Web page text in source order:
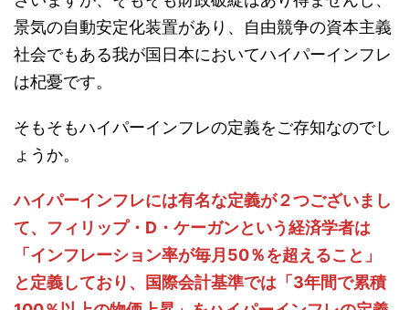
景気の自動安定化装置があり、自由競争の資本主義
社会でもある我が国日本においてハイパーインフレ
は杞憂です。
そもそもハイパーインフレの定義をご存知なのでし
ょうか。
ハイパーインフレには有名な定義が２つございまし
て、フィリップ・D・ケーガンという経済学者は
「インフレーション率が毎月50％を超えること」
と定義しており、国際会計基準では「3年間で累積